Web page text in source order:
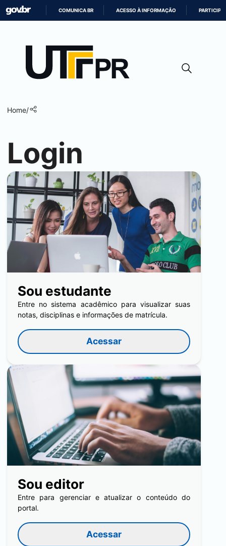
CONTEÚDO
COMUNICA BR ACESSO À INFORMAÇÃO PARTICIPE
Home/
Login
Sou estudante
Entre no sistema acadêmico para visualizar suas
notas, disciplinas e informações de matrícula.
Acessar
Sou editor
Entre para gerenciar e atualizar o conteúdo do
portal.
Acessar